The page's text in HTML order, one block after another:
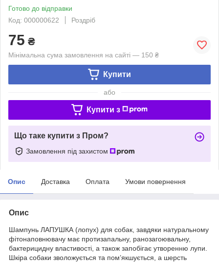
Готово до відправки
Код: 000000622
Роздріб
75 ₴
Мінімальна сума замовлення на сайті — 150 ₴
Купити
або
Купити з
Що таке купити з Пром?
Замовлення під захистом
Опис Доставка Оплата Умови повернення
Опис
Шампунь ЛАПУШКА (лопух) для собак, завдяки натуральному
фітонаповнювачу має протизапальну, ранозагоювальну,
бактерицидну властивості, а також запобігає утворенню лупи.
Шкіра собаки зволожується та пом’якшується, а шерсть